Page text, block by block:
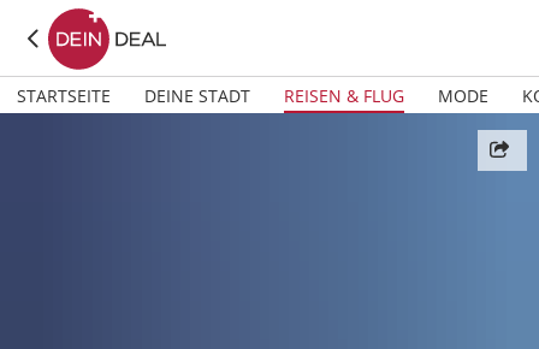
STARTSEITE DEINE STADT REISEN & FLUG MODE